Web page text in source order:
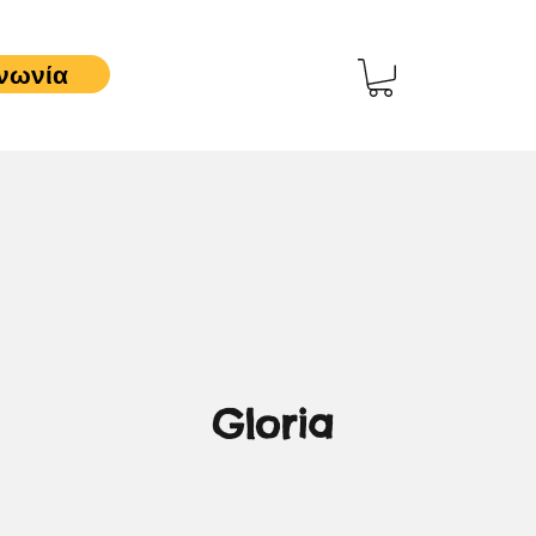
Gloria